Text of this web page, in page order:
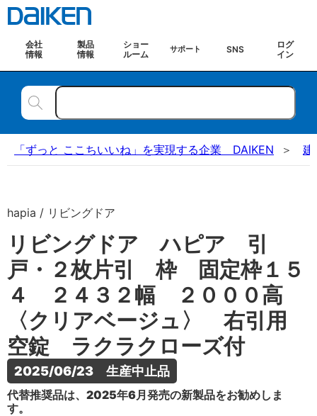
会社
情報
製品
情報
ショー
ルーム
サポート SNS
ログ
イン
「ずっと ここちいいね」を実現する企業 DAIKEN 建
hapia / リビングドア
リビングドア ハピア 引
戸・２枚片引 枠 固定枠１５
４ ２４３２幅 ２０００高
〈クリアベージュ〉 右引用
空錠 ラクラクローズ付
2025/06/23　生産中止品
代替推奨品は、2025年6月発売の新製品をお勧めしま
す。